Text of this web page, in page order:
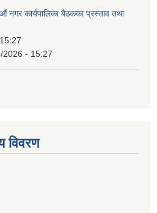
कार्यपालिका बैठकका प्रस्ताव तथा
2026 - 15:27
विवरण